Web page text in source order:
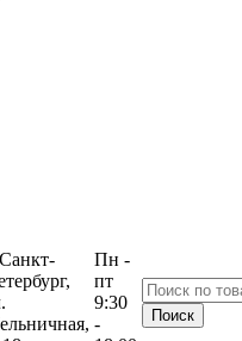
Пн -
пт
9:30
-